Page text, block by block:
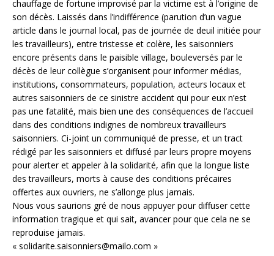
chauffage de fortune improvisé par la victime est à l’origine de
son décès. Laissés dans l’indifférence (parution d’un vague
article dans le journal local, pas de journée de deuil initiée pour
les travailleurs), entre tristesse et colère, les saisonniers
encore présents dans le paisible village, bouleversés par le
décès de leur collègue s’organisent pour informer médias,
institutions, consommateurs, population, acteurs locaux et
autres saisonniers de ce sinistre accident qui pour eux n’est
pas une fatalité, mais bien une des conséquences de l’accueil
dans des conditions indignes de nombreux travailleurs
saisonniers. Ci-joint un communiqué de presse, et un tract
rédigé par les saisonniers et diffusé par leurs propre moyens
pour alerter et appeler à la solidarité, afin que la longue liste
des travailleurs, morts à cause des conditions précaires
offertes aux ouvriers, ne s’allonge plus jamais.
Nous vous saurions gré de nous appuyer pour diffuser cette
information tragique et qui sait, avancer pour que cela ne se
reproduise jamais.
« solidarite.saisonniers@mailo.com »